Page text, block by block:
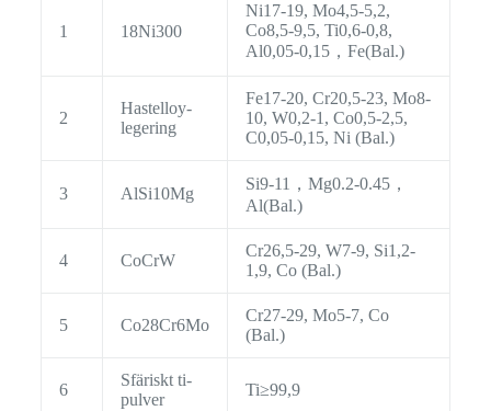
1 18Ni300
Ni17-19, Mo4,5-5,2,
Co8,5-9,5, Ti0,6-0,8,
Al0,05-0,15，Fe(Bal.)
2
Hastelloy-
legering
Fe17-20, Cr20,5-23, Mo8-
10, W0,2-1, Co0,5-2,5,
C0,05-0,15, Ni (Bal.)
3 AlSi10Mg
Si9-11，Mg0.2-0.45，
Al(Bal.)
4 CoCrW
Cr26,5-29, W7-9, Si1,2-
1,9, Co (Bal.)
5 Co28Cr6Mo
Cr27-29, Mo5-7, Co
(Bal.)
6
Sfäriskt ti-
pulver
Ti≥99,9